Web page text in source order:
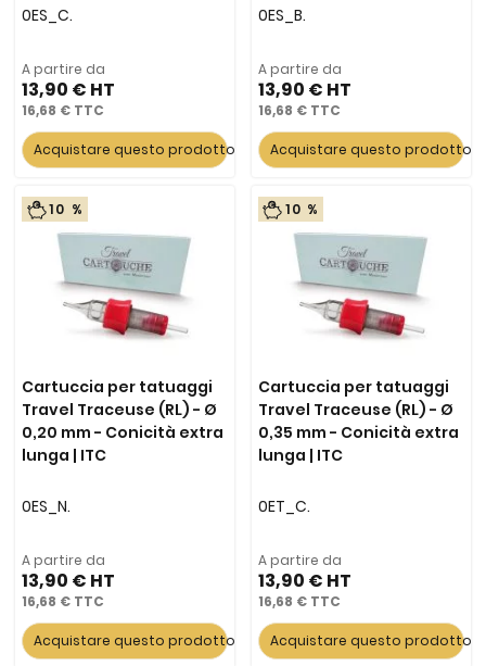
0ES_C.
A partire da
13,90 €
16,68 €
Acquistare questo prodotto
0ES_B.
A partire da
13,90 €
16,68 €
Acquistare questo prodotto
10 %
Cartuccia per tatuaggi
Travel Traceuse (RL) - Ø
0,20 mm - Conicità extra
lunga | ITC
0ES_N.
A partire da
13,90 €
16,68 €
Acquistare questo prodotto
10 %
Cartuccia per tatuaggi
Travel Traceuse (RL) - Ø
0,35 mm - Conicità extra
lunga | ITC
0ET_C.
A partire da
13,90 €
16,68 €
Acquistare questo prodotto